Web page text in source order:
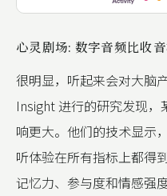
心灵剧场: 数字音频比收音
很明显，听起来会对大脑
Insight 进行的研究发现
响更大。他们的技术显示
听体验在所有指标上都得
记忆力、参与度和情感强度